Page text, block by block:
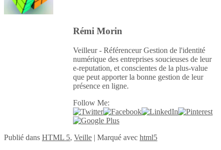
Rémi Morin
Veilleur - Référenceur Gestion de l'identité
numérique des entreprises soucieuses de leur
e-reputation, et conscientes de la plus-value
que peut apporter la bonne gestion de leur
présence en ligne.
Follow Me:
Publié dans HTML 5, Veille | Marqué avec html5